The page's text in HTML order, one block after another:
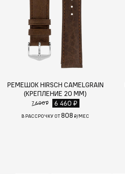
РЕМЕШОК HIRSCH CAMELGRAIN
(КРЕПЛЕНИЕ 20 ММ)
7 600 ₽ 6 460 ₽
В РАССРОЧКУ ОТ808 ₽/МЕС